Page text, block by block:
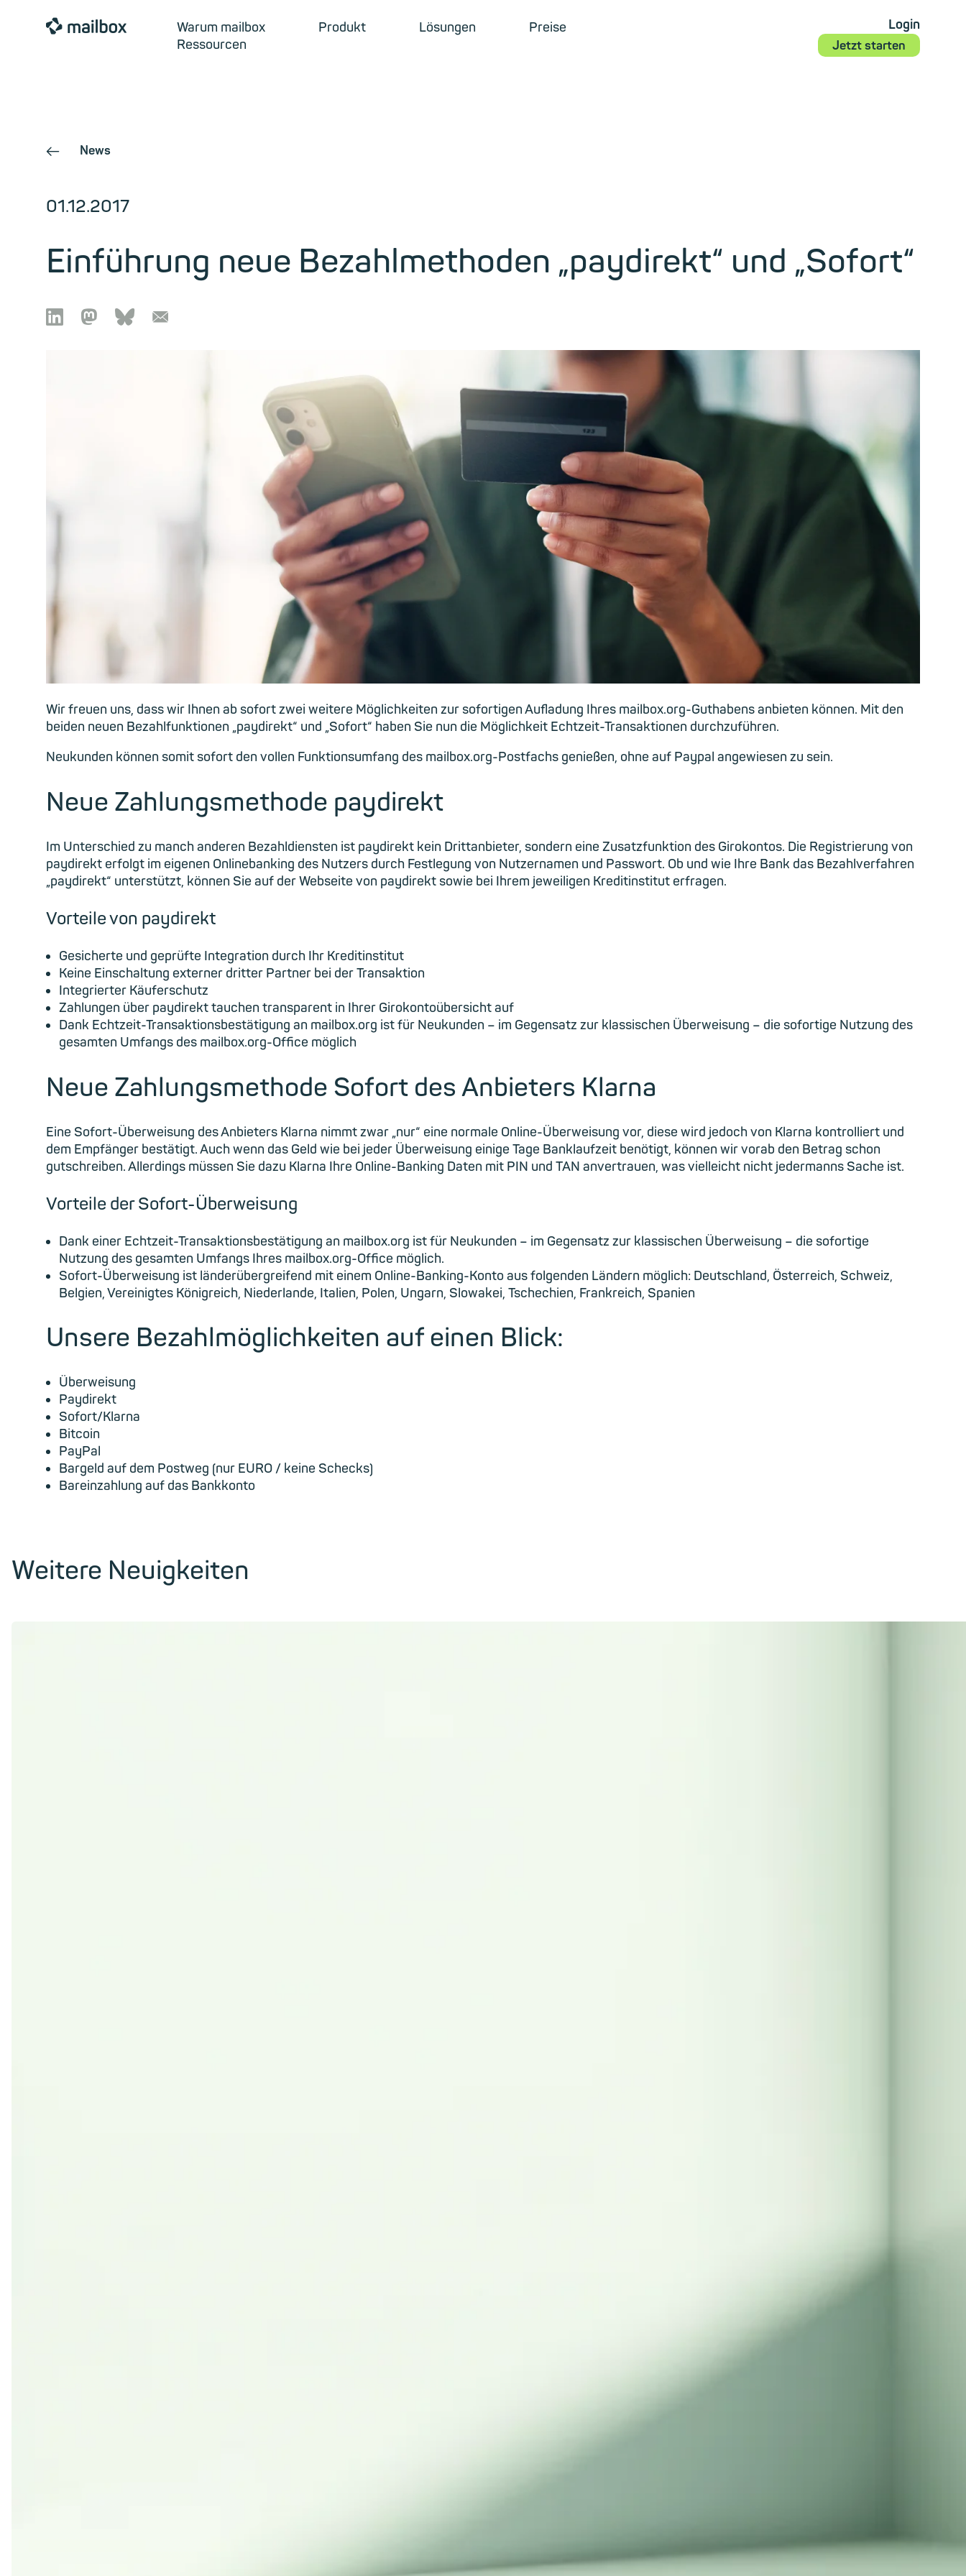
mailbox Warum mailbox Produkt Lösungen
Preise
Ressourcen
Login
Jetzt starten
← News
01.12.2017
Einführung neue Bezahlmethoden „paydirekt“ und „Sofort“
 🦣︎ 🦋︎ 📧︎
Wir freuen uns, dass wir Ihnen ab sofort zwei weitere Möglichkeiten zur sofortigen Aufladung Ihres mailbox.org-Guthabens anbieten können. Mit den
beiden neuen Bezahlfunktionen „paydirekt“ und „Sofort“ haben Sie nun die Möglichkeit Echtzeit-Transaktionen durchzuführen.
Neukunden können somit sofort den vollen Funktionsumfang des mailbox.org-Postfachs genießen, ohne auf Paypal angewiesen zu sein.
Neue Zahlungsmethode paydirekt
Im Unterschied zu manch anderen Bezahldiensten ist paydirekt kein Drittanbieter, sondern eine Zusatzfunktion des Girokontos. Die Registrierung von
paydirekt erfolgt im eigenen Onlinebanking des Nutzers durch Festlegung von Nutzernamen und Passwort. Ob und wie Ihre Bank das Bezahlverfahren
„paydirekt“ unterstützt, können Sie auf der Webseite von paydirekt sowie bei Ihrem jeweiligen Kreditinstitut erfragen.
Vorteile von paydirekt
Gesicherte und geprüfte Integration durch Ihr Kreditinstitut
Keine Einschaltung externer dritter Partner bei der Transaktion
Integrierter Käuferschutz
Zahlungen über paydirekt tauchen transparent in Ihrer Girokontoübersicht auf
Dank Echtzeit-Transaktionsbestätigung an mailbox.org ist für Neukunden – im Gegensatz zur klassischen Überweisung – die sofortige Nutzung des
gesamten Umfangs des mailbox.org-Office möglich
Neue Zahlungsmethode Sofort des Anbieters Klarna
Eine Sofort-Überweisung des Anbieters Klarna nimmt zwar „nur“ eine normale Online-Überweisung vor, diese wird jedoch von Klarna kontrolliert und
dem Empfänger bestätigt. Auch wenn das Geld wie bei jeder Überweisung einige Tage Banklaufzeit benötigt, können wir vorab den Betrag schon
gutschreiben. Allerdings müssen Sie dazu Klarna Ihre Online-Banking Daten mit PIN und TAN anvertrauen, was vielleicht nicht jedermanns Sache ist.
Vorteile der Sofort-Überweisung
Dank einer Echtzeit-Transaktionsbestätigung an mailbox.org ist für Neukunden – im Gegensatz zur klassischen Überweisung – die sofortige
Nutzung des gesamten Umfangs Ihres mailbox.org-Office möglich.
Sofort-Überweisung ist länderübergreifend mit einem Online-Banking-Konto aus folgenden Ländern möglich: Deutschland, Österreich, Schweiz,
Belgien, Vereinigtes Königreich, Niederlande, Italien, Polen, Ungarn, Slowakei, Tschechien, Frankreich, Spanien
Unsere Bezahlmöglichkeiten auf einen Blick:
Überweisung
Paydirekt
Sofort/Klarna
Bitcoin
PayPal
Bargeld auf dem Postweg (nur EURO / keine Schecks)
Bareinzahlung auf das Bankkonto
Weitere Neuigkeiten